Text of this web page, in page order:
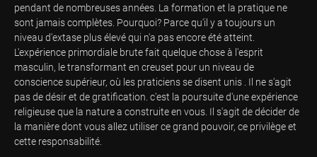
pendant de nombreuses années. La formation et la pratique ne
sont jamais complètes. Pourquoi? Parce qu'il y a toujours un
niveau d'extase plus élevé qui n'a pas encore été atteint.
L'expérience primordiale brute fait quelque chose à l'esprit
masculin, le transformant en creuset pour un niveau de
conscience supérieur, où les praticiens se disent unis . Il ne s'agit
pas de désir et de gratification. c'est la poursuite d'une expérience
religieuse que la nature a construite en vous. Il s'agit de décider de
la manière dont vous allez utiliser ce grand pouvoir, ce privilège et
cette responsabilité.